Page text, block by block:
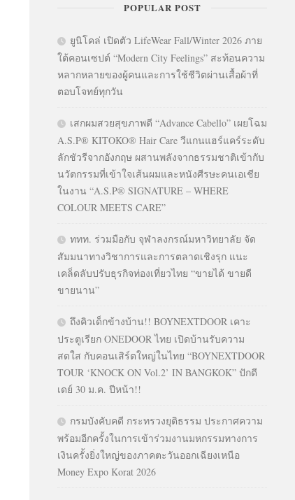
POPULAR POST
ยูนิโคล่ เปิดตัว LifeWear Fall/Winter 2026 ภาย
ใต้คอนเซปต์ “Modern City Feelings” สะท้อนความ
หลากหลายของผู้คนและการใช้ชีวิตผ่านเสื้อผ้าที่
ตอบโจทย์ทุกวัน
เสกผมสวยสุขภาพดี “Advance Cabello” เผยโฉม
A.S.P® KITOKO® Hair Care วีแกนแฮร์แคร์ระดับ
ลักชัวรีจากอังกฤษ ผสานพลังจากธรรมชาติเข้ากับ
นวัตกรรมที่เข้าใจเส้นผมและหนังศีรษะคนเอเชีย
ในงาน “A.S.P® SIGNATURE – WHERE
COLOUR MEETS CARE”
ททท. ร่วมมือกับ จุฬาลงกรณ์มหาวิทยาลัย จัด
สัมมนาทางวิชาการและการตลาดเชิงรุก แนะ
เคล็ดลับปรับธุรกิจท่องเที่ยวไทย “ขายได้ ขายดี
ขายนาน”
ถึงคิวเด็กข้างบ้าน!! BOYNEXTDOOR เคาะ
ประตูเรียก ONEDOOR ไทย เปิดบ้านรับความ
สดใส กับคอนเสิร์ตใหญ่ในไทย “BOYNEXTDOOR
TOUR ‘KNOCK ON Vol.2’ IN BANGKOK” ปักดี
เดย์ 30 ม.ค. ปีหน้า!!
กรมบังคับคดี กระทรวงยุติธรรม ประกาศความ
พร้อมอีกครั้งในการเข้าร่วมงานมหกรรมทางการ
เงินครั้งยิ่งใหญ่ของภาคตะวันออกเฉียงเหนือ
Money Expo Korat 2026